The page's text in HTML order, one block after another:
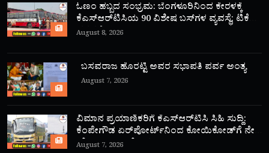
ಓಣಂ ಹಬ್ಬದ ಸಂಭ್ರಮ: ಬೆಂಗಳೂರಿನಿಂದ ಕೇರಳಕ್ಕೆ
ಕೆಎಸ್‌ಆರ್‌ಟಿಸಿಯ 90 ವಿಶೇಷ ಬಸ್‌ಗಳ ವ್ಯವಸ್ಥೆ; ಟಿಕೆಟ್
ದರದಲ್ಲಿ ಭರ್ಜರಿ ರಿಯಾಯಿತಿ!
August 8, 2026
ಬಸವರಾಜ ಹೊರಟ್ಟಿ ಅವರ ಸಭಾಪತಿ ಪರ್ವ ಅಂತ್ಯ
August 7, 2026
ವಿಮಾನ ಪ್ರಯಾಣಿಕರಿಗೆ ಕೆಎಸ್‌ಆರ್‌ಟಿಸಿ ಸಿಹಿ ಸುದ್ದಿ:
ಕೆಂಪೇಗೌಡ ಏರ್‌ಪೋರ್ಟ್‌ನಿಂದ ಕೋಯಿಕೋಡ್‌ಗೆ ನೇರ
‘ಫ್ಲೈ ಬಸ್’ ಸಾರಿಗೆ ಆರಂಭ!
August 7, 2026